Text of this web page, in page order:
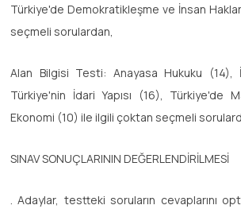
Türkiye'de Demokratikleşme ve İnsan
seçmeli sorulardan,
Alan Bilgisi Testi: Anayasa Hukuku (14),
Türkiye'nin İdari Yapısı (16), Türkiye'de
Ekonomi (10) ile ilgili çoktan seçmeli
SINAV SONUÇLARININ DEĞERLENDİRİLMESİ
. Adaylar, testteki soruların cevaplarını